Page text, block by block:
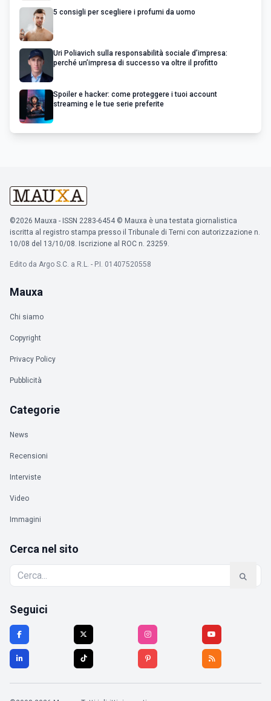
5 consigli per scegliere i profumi da uomo
Uri Poliavich sulla responsabilità sociale d’impresa:
perché un’impresa di successo va oltre il profitto
Spoiler e hacker: come proteggere i tuoi account
streaming e le tue serie preferite
©2026 Mauxa - ISSN 2283-6454 © Mauxa è una testata giornalistica
iscritta al registro stampa presso il Tribunale di Terni con autorizzazione n.
10/08 del 13/10/08. Iscrizione al ROC n. 23259.
Edito da Argo S.C. a R.L. - P.I. 01407520558
Mauxa
Chi siamo
Copyright
Privacy Policy
Pubblicità
Categorie
News
Recensioni
Interviste
Video
Immagini
Cerca nel sito
Seguici